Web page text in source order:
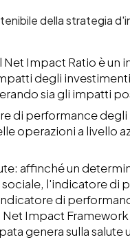
della strategia
Impact Ratio è un
degli investimenti
sia gli impatti
di performance degli
operazioni a livello
affinché un
l'indicatore di
di
Impact
genera sulla salute